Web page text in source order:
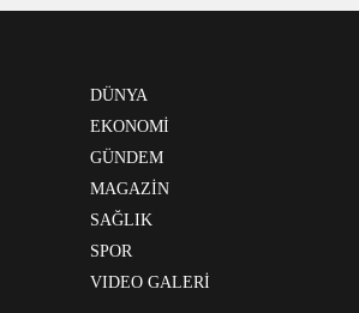
DÜNYA
EKONOMİ
GÜNDEM
MAGAZİN
SAĞLIK
SPOR
VIDEO GALERİ